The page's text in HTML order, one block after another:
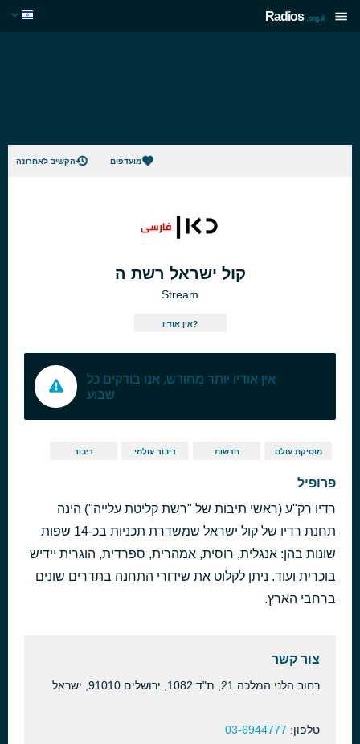
Radios .org.il
מועדפים הקשיב לאחרונה
קול ישראל רשת ה
Stream
אין אודיו?
אין אודיו יותר מחודש, אנו בודקים כל
שבוע
דיבור דיבור עולמי חדשות מוסיקת עולם
פרופיל
רדיו רק"ע (ראשי תיבות של "רשת קליטת עלייה") הינה
תחנת רדיו של קול ישראל שמשדרת תכניות בכ-14 שפות
שונות בהן: אנגלית, רוסית, אמהרית, ספרדית, הוגרית יידיש
בוכרית ועוד. ניתן לקלוט את שידורי התחנה בתדרים שונים
ברחבי הארץ.
צור קשר
רחוב הלני המלכה 21, ת"ד 1082, ירושלים 91010, ישראל
טלפון: 03-6944777